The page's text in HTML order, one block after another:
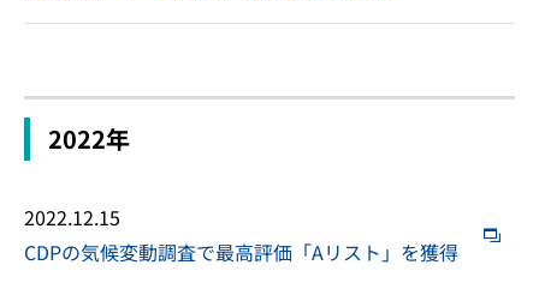
2022年
2022.12.15
CDPの気候変動調査で最高評価「Aリスト」を獲得